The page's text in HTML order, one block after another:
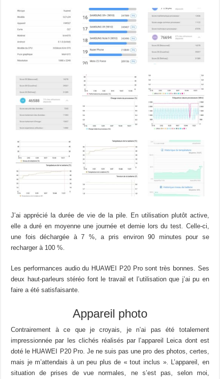
J’ai apprécié la durée de vie de la pile. En utilisation plutôt active,
elle a duré en moyenne une journée et demie lors du test. Celle-ci,
une fois déchargée à 7 %, a pris environ 90 minutes pour se
recharger à 100 %.
Les performances audio du HUAWEI P20 Pro sont très bonnes. Ses
deux haut-parleurs stéréo font le travail et l’utilisation que j’ai pu en
faire a été satisfaisante.
Appareil photo
Contrairement à ce que je croyais, je n’ai pas été totalement
impressionnée par les clichés réalisés par l’appareil Leica dont est
doté le HUAWEI P20 Pro. Je ne suis pas une pro des photos, certes,
mais je m’attendais à un peu plus de « tout inclus ». L’appareil, en
situation de prises de vue normales, ne s’est pas, selon moi,